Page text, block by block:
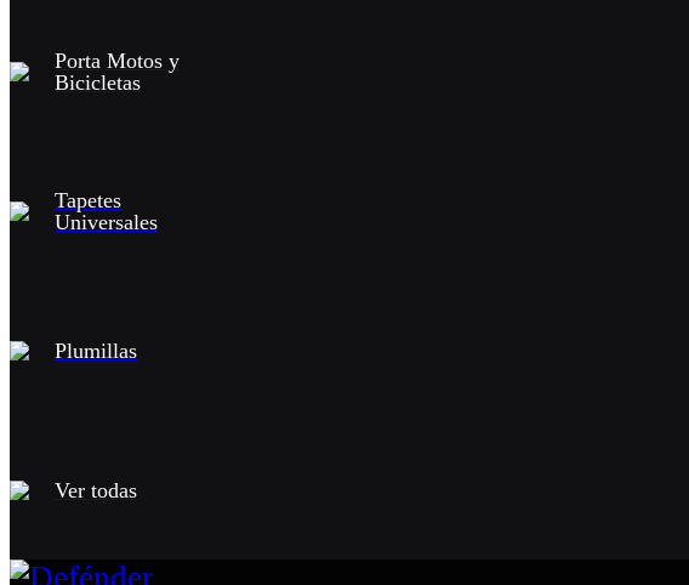
Porta Motos y
Bicicletas
Tapetes
Universales
Plumillas
Ver todas